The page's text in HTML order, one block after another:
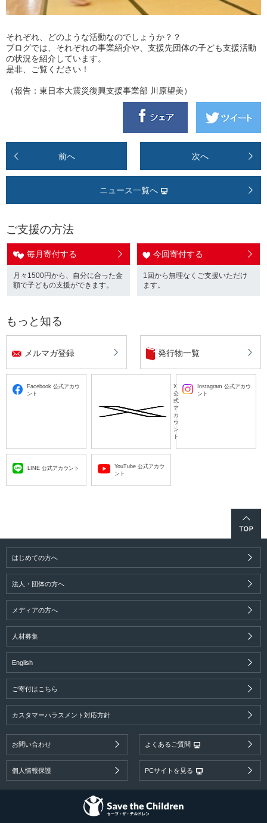
それぞれ、どのような活動なのでしょうか？？
ブログでは、それぞれの事業紹介や、支援先団体の子ども支援活動
の状況を紹介しています。
是非、ご覧ください！
（報告：東日本大震災復興支援事業部 川原望美）
前へ 次へ
ニュース一覧へ
ご支援の方法
毎月寄付する
月々1500円から、自分に合った金
額で子どもの支援ができます。
今回寄付する
1回から無理なくご支援いただけ
ます。
もっと知る
メルマガ登録 発行物一覧
Facebook 公式アカウ
ント
X
公
式
ア
カ
ウ
ン
ト
Instagram 公式アカウ
ント
LINE 公式アカウント
YouTube 公式アカウ
ント
はじめての方へ
法人・団体の方へ
メディアの方へ
人材募集
English
ご寄付はこちら
カスタマーハラスメント対応方針
お問い合わせ よくあるご質問
個人情報保護 PCサイトを見る